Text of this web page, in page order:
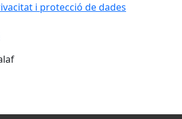
i protecció de dades